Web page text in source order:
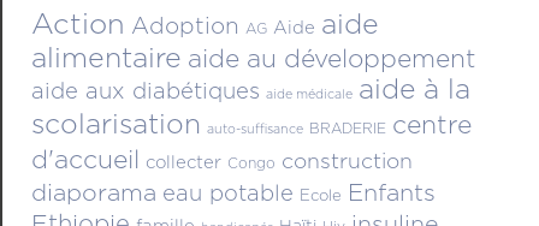
Action Adoption AG Aide aide
alimentaire aide au développement
aide aux diabétiques aide médicale aide à la
scolarisation auto-suffisance BRADERIE centre
d'accueil collecter Congo construction
diaporama eau potable Ecole Enfants